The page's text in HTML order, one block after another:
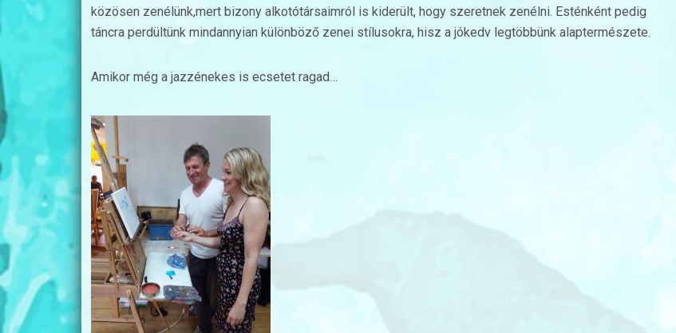
közösen zenélünk,mert bizony alkotótársaimról is kiderült, hogy szeretnek zenélni. Esténként pedig
táncra perdültünk mindannyian különböző zenei stílusokra, hisz a jókedv legtöbbünk alaptermészete.
Amikor még a jazzénekes is ecsetet ragad…